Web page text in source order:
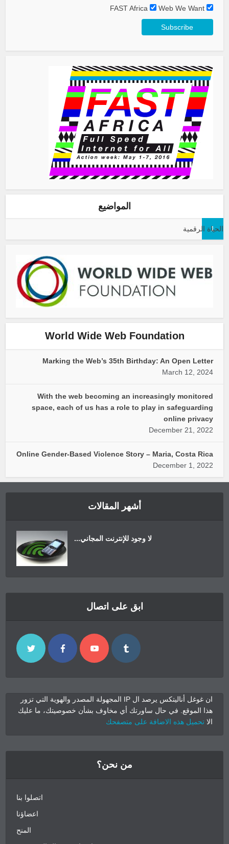
FAST Africa Web We Want
المواضيع
الحياة الرقمية
1
World Wide Web Foundation
Marking the Web’s 35th Birthday: An Open Letter
March 12, 2024
With the web becoming an increasingly monitored
space, each of us has a role to play in safeguarding
online privacy
December 21, 2022
Online Gender-Based Violence Story – Maria, Costa Rica
December 1, 2022
أشهر المقالات
لا وجود للإنترنت المجاني...
ابق على اتصال
ان غوغل أناليتكس يرصد ال IP المجهولة المصدر والهوية التي تزور
هذا الموقع. في حال ساورتك أي مخاوف بشأن خصوصيتك، ما عليك
الا تحميل هذه الاضافة على متصفحك
من نحن؟
اتصلوا بنا
اعضاؤنا
المنح